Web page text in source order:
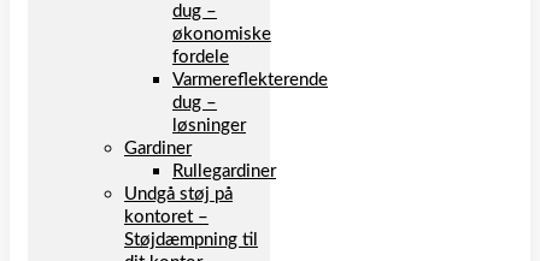
dug –
økonomiske
fordele
Varmereflekterende
dug –
løsninger
Gardiner
Rullegardiner
Undgå støj på
kontoret –
Støjdæmpning til